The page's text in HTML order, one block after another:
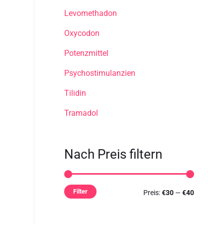
Levomethadon
Oxycodon
Potenzmittel
Psychostimulanzien
Tilidin
Tramadol
Nach Preis filtern
Filter Preis:€30 —€40